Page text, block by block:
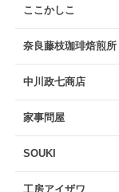
ここかしこ
奈良藤枝珈琲焙煎所
中川政七商店
家事問屋
SOUKI
工房アイザワ